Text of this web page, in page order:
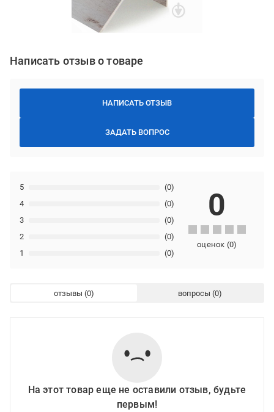
Написать отзыв о товаре
НАПИСАТЬ ОТЗЫВ
ЗАДАТЬ ВОПРОС
1 (0)
2 (0)
3 (0)
4 (0)
5 (0)
0
оценок (0)
отзывы вопросы
На этот товар еще не оставили отзыв, будьте
первым!